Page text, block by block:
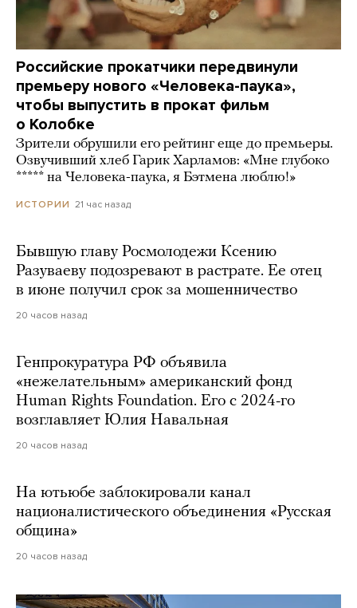
Российские прокатчики передвинули
премьеру нового «Человека-паука»,
чтобы выпустить в прокат фильм
о Колобке
Зрители обрушили его рейтинг еще до премьеры.
Озвучивший хлеб Гарик Харламов: «Мне глубоко
***** на Человека-паука, я Бэтмена люблю!»
ИСТОРИИ 21 час назад
Бывшую главу Росмолодежи Ксению
Разуваеву подозревают в растрате. Ее отец
в июне получил срок за мошенничество
20 часов назад
Генпрокуратура РФ объявила
«нежелательным» американский фонд
Human Rights Foundation. Его с 2024-го
возглавляет Юлия Навальная
20 часов назад
На ютьюбе заблокировали канал
националистического объединения «Русская
община»
20 часов назад